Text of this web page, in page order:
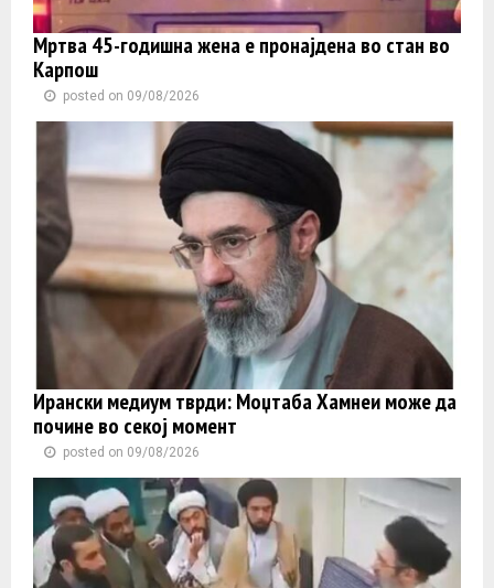
Мртва 45-годишна жена е пронајдена во стан во
Карпош
posted on 09/08/2026
Ирански медиум тврди: Моџтаба Хамнеи може да
почине во секој момент
posted on 09/08/2026